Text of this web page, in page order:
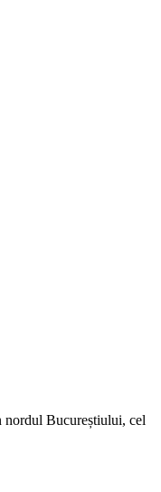
nordul Bucureștiului, cel